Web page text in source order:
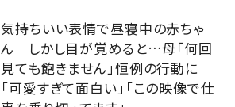
気持ちいい表情で昼寝中の赤ちゃ
ん しかし目が覚めると…母「何回
見ても飽きません」恒例の行動に
「可愛すぎて面白い」「この映像で仕